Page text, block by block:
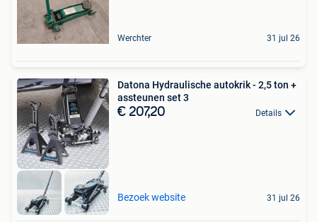
Werchter 31 jul 26
Datona Hydraulische autokrik - 2,5 ton +
assteunen set 3
€ 207,20 Details
Bezoek website 31 jul 26